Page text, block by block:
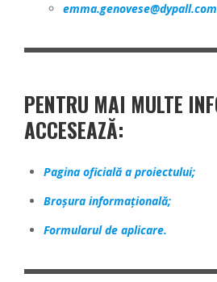
emma.genovese@dypall.com
PENTRU MAI MULTE
ACCESEAZĂ:
Pagina oficială a proiectului;
Broșura informațională;
Formularul de aplicare.